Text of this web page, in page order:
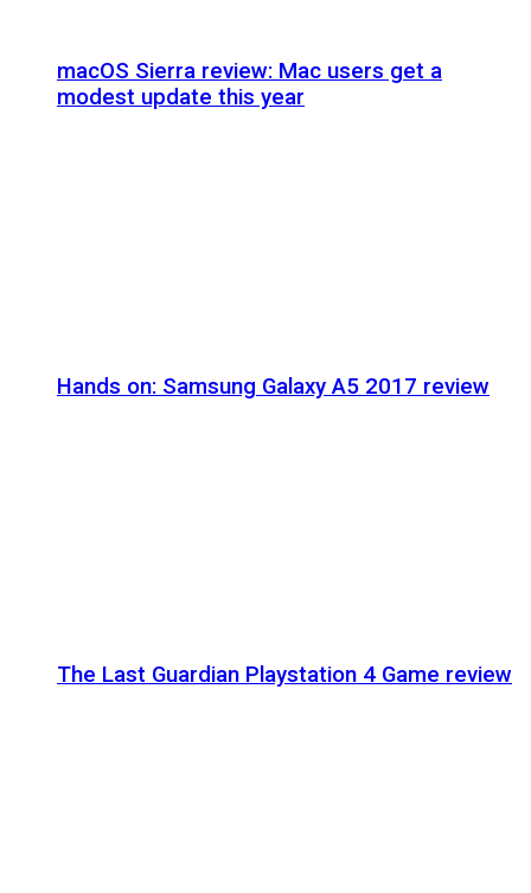
macOS Sierra review: Mac users get a
modest update this year
Hands on: Samsung Galaxy A5 2017 review
The Last Guardian Playstation 4 Game review